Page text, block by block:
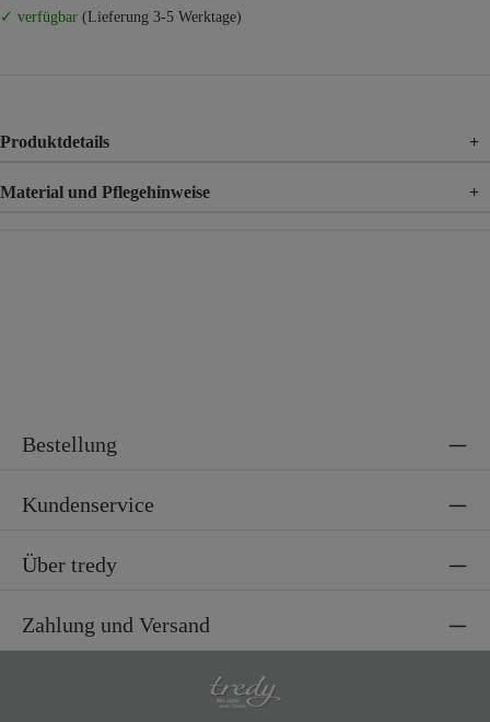
✓ verfügbar (Lieferung 3-5 Werktage)
Produktdetails +
Material und Pflegehinweise +
Bestellung
Kundenservice
Über tredy
Zahlung und Versand